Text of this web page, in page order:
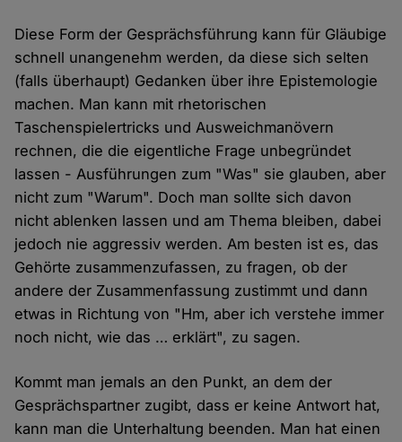
Diese Form der Gesprächsführung kann für Gläubige
schnell unangenehm werden, da diese sich selten
(falls überhaupt) Gedanken über ihre Epistemologie
machen. Man kann mit rhetorischen
Taschenspielertricks und Ausweichmanövern
rechnen, die die eigentliche Frage unbegründet
lassen - Ausführungen zum "Was" sie glauben, aber
nicht zum "Warum". Doch man sollte sich davon
nicht ablenken lassen und am Thema bleiben, dabei
jedoch nie aggressiv werden. Am besten ist es, das
Gehörte zusammenzufassen, zu fragen, ob der
andere der Zusammenfassung zustimmt und dann
etwas in Richtung von "Hm, aber ich verstehe immer
noch nicht, wie das … erklärt", zu sagen.
Kommt man jemals an den Punkt, an dem der
Gesprächspartner zugibt, dass er keine Antwort hat,
kann man die Unterhaltung beenden. Man hat einen